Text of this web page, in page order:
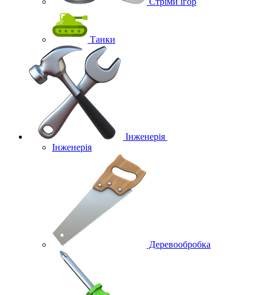
Танки
Інженерія
Інженерія
Деревообробка